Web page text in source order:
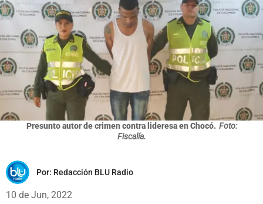
Presunto autor de crimen contra lideresa en Chocó. Foto:
Fiscalía.
Por: Redacción BLU Radio
10 de Jun, 2022